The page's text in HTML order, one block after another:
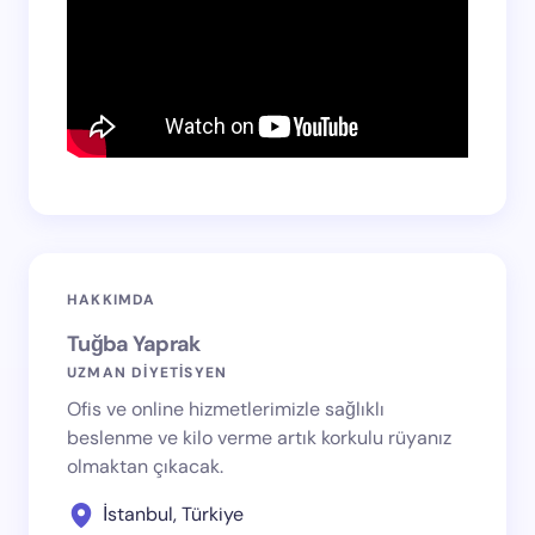
HAKKIMDA
Tuğba Yaprak
UZMAN DİYETİSYEN
Ofis ve online hizmetlerimizle sağlıklı
beslenme ve kilo verme artık korkulu rüyanız
olmaktan çıkacak.
İstanbul, Türkiye